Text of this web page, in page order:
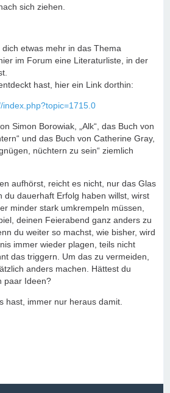
sich ziehen.
etwas mehr in das Thema
im Forum eine Literaturliste, in der
hast, hier ein Link dorthin:
Simon Borowiak, „Alk“, das Buch von
und das Buch von Catherine Gray,
nüchtern zu sein“ ziemlich
aufhörst, reicht es nicht, nur das Glas
du dauerhaft Erfolg haben willst, wirst
minder stark umkrempeln müssen,
deinen Feierabend ganz anders zu
du weiter so machst, wie bisher, wird
immer wieder plagen, teils nicht
das triggern. Um das zu vermeiden,
anders machen. Hättest du
paar Ideen?
hast, immer nur heraus damit.